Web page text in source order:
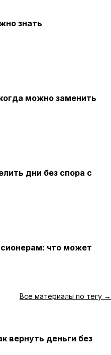
знать
можно заменить
дни без спора с
что может
Все материалы по тегу →
вернуть деньги без